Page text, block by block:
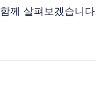
함께 살펴보겠습니